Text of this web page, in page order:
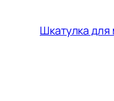
Шкатулка